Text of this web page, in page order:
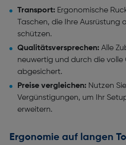
Transport:Ergonomische
Taschen, die Ihre Ausrüstung
schützen.
Qualitätsversprechen:Alle
neuwertig und durch die volle
abgesichert.
Preise vergleichen:Nutzen
Vergünstigungen, um Ihr
erweitern.
Ergonomie auf langen